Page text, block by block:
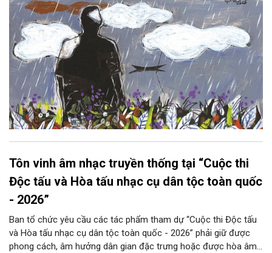
Tôn vinh âm nhạc truyền thống tại “Cuộc thi
Độc tấu và Hòa tấu nhạc cụ dân tộc toàn quốc
- 2026”
Ban tổ chức yêu cầu các tác phẩm tham dự “Cuộc thi Độc tấu
và Hòa tấu nhạc cụ dân tộc toàn quốc - 2026” phải giữ được
phong cách, âm hưởng dân gian đặc trưng hoặc được hòa âm,